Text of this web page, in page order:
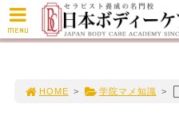
HOME > 学院マメ知識 >
MENU